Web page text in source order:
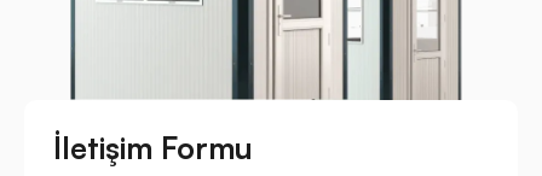
İletişim Formu